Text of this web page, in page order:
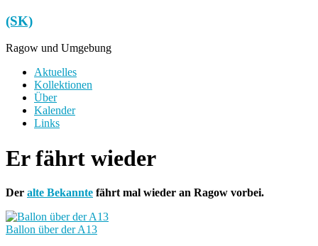
Zum
Inhalt
springen
(SK)
Ragow und Umgebung
Menü
Aktuelles
Kollektionen
Über
Kalender
Links
Er fährt wieder
Der alte Bekannte fährt mal wieder an Ragow vorbei.
Ballon über der A13